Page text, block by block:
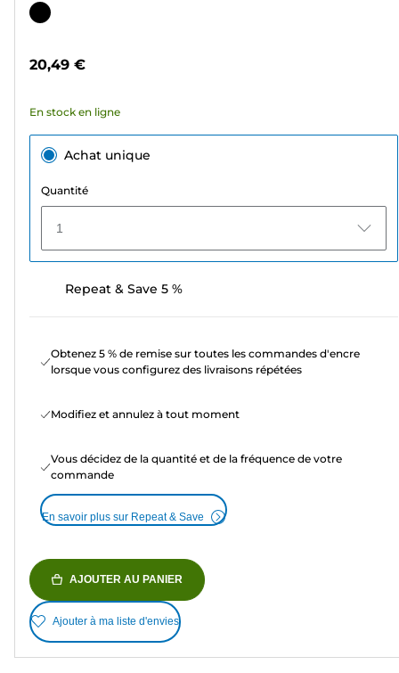
sur
163
Cartouche
20,49 €
En stock en ligne
Achat unique
Quantité
1
Repeat & Save 5 %
Obtenez 5 % de remise sur toutes les commandes d'encre
lorsque vous configurez des livraisons répétées
Modifiez et annulez à tout moment
Vous décidez de la quantité et de la fréquence de votre
commande
En savoir plus sur Repeat & Save
AJOUTER AU PANIER
Ajouter à ma liste d'envies